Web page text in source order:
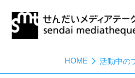
HOME 活動中の